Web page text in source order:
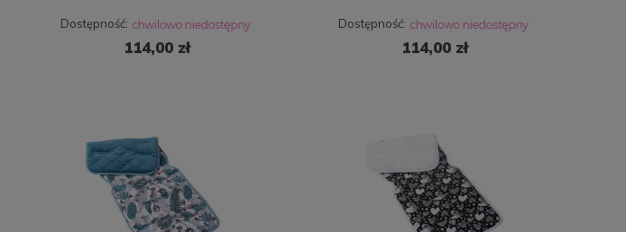
Dostępność:
114,00 zł
Dostępność:
114,00 zł